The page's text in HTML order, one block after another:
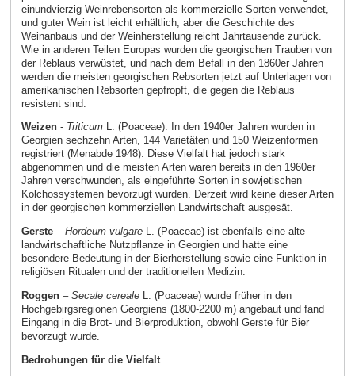
einundvierzig Weinrebensorten als kommerzielle Sorten verwendet,
und guter Wein ist leicht erhältlich, aber die Geschichte des
Weinanbaus und der Weinherstellung reicht Jahrtausende zurück.
Wie in anderen Teilen Europas wurden die georgischen Trauben von
der Reblaus verwüstet, und nach dem Befall in den 1860er Jahren
werden die meisten georgischen Rebsorten jetzt auf Unterlagen von
amerikanischen Rebsorten gepfropft, die gegen die Reblaus
resistent sind.
Weizen- TriticumL. (Poaceae): In den 1940er Jahren wurden in
Georgien sechzehn Arten, 144 Varietäten und 150 Weizenformen
registriert (Menabde 1948). Diese Vielfalt hat jedoch stark
abgenommen und die meisten Arten waren bereits in den 1960er
Jahren verschwunden, als eingeführte Sorten in sowjetischen
Kolchossystemen bevorzugt wurden. Derzeit wird keine dieser Arten
in der georgischen kommerziellen Landwirtschaft ausgesät.
Gerste– Hordeum vulgareL. (Poaceae) ist ebenfalls eine alte
landwirtschaftliche Nutzpflanze in Georgien und hatte eine
besondere Bedeutung in der Bierherstellung sowie eine Funktion in
religiösen Ritualen und der traditionellen Medizin.
Roggen– Secale cerealeL. (Poaceae) wurde früher in den
Hochgebirgsregionen Georgiens (1800-2200 m) angebaut und fand
Eingang in die Brot- und Bierproduktion, obwohl Gerste für Bier
bevorzugt wurde.
Bedrohungen für die Vielfalt